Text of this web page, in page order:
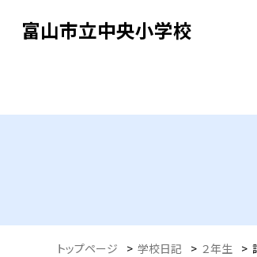
富山市立中央小学校
トップページ > 学校日記 > ２年生 >